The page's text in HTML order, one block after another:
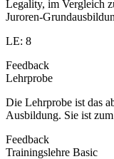
Legality, im Vergleich
Juroren-
LE: 8
Feedback
Lehrprobe
Die Lehrprobe ist das
Ausbildung. Sie ist
Feedback
Trainingslehre Basic